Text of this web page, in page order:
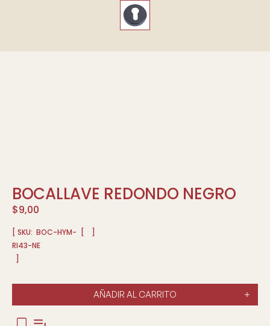
BOCALLAVE REDONDO NEGRO
$9,00
[ SKU: BOC-HYM-
RI43-NE
]
[ ]
AÑADIR AL CARRITO